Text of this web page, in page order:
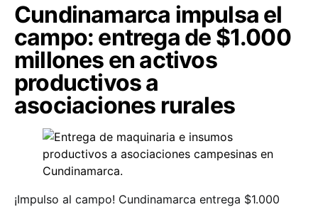
Cundinamarca impulsa el
campo: entrega de $1.000
millones en activos
productivos a
asociaciones rurales
¡Impulso al campo! Cundinamarca entrega $1.000